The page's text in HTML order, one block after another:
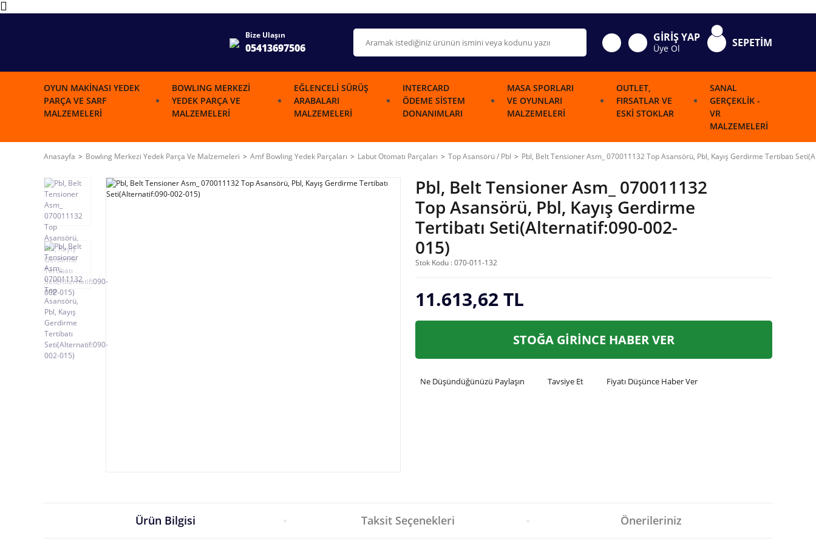
Bize Ulaşın
05413697506
GİRİŞ YAP
Üye Ol SEPETİM
OYUN MAKINASI YEDEK
PARÇA VE SARF
MALZEMELERI
BOWLING MERKEZI
YEDEK PARÇA VE
MALZEMELERI
EĞLENCELI SÜRÜŞ
ARABALARI
MALZEMELERI
INTERCARD
ÖDEME SISTEM
DONANIMLARI
MASA SPORLARI
VE OYUNLARI
MALZEMELERI
OUTLET,
FIRSATLAR VE
ESKI STOKLAR
SANAL
GERÇEKLIK -
VR
MALZEMELERI
Anasayfa Bowlıng Merkezi Yedek Parça Ve Malzemeleri Amf Bowling Yedek Parçaları Labut Otomatı Parçaları Top Asansörü / Pbl Pbl, Belt Tensioner Asm_ 070011132 Top Asansörü, Pbl, Kayış Gerdirme Tertibatı
Pbl, Belt Tensioner Asm_ 070011132
Top Asansörü, Pbl, Kayış Gerdirme
Tertibatı Seti(Alternatif:090-002-
015)
Stok Kodu : 070-011-132
11.613,62 TL
STOĞA GİRİNCE HABER VER
Ne Düşündüğünüzü Paylaşın Tavsiye Et Fiyatı Düşünce Haber Ver
Ürün Bilgisi Taksit Seçenekleri Önerileriniz